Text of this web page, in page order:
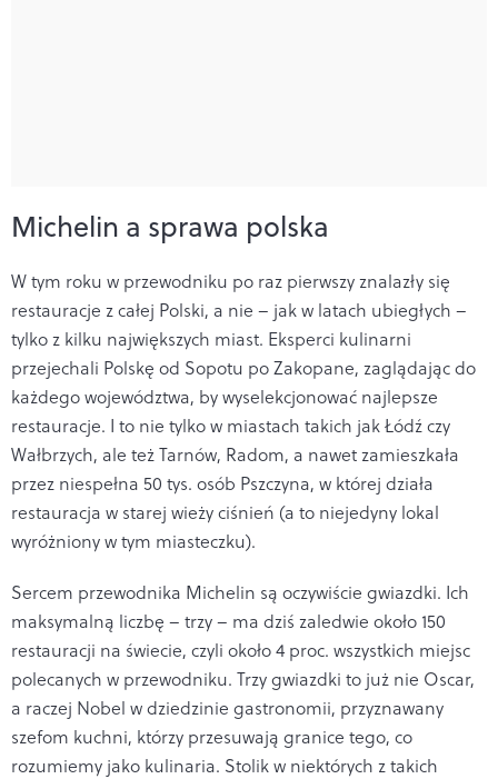
Michelin a sprawa polska
W tym roku w przewodniku po raz pierwszy znalazły się
restauracje z całej Polski, a nie – jak w latach ubiegłych –
tylko z kilku największych miast. Eksperci kulinarni
przejechali Polskę od Sopotu po Zakopane, zaglądając do
każdego województwa, by wyselekcjonować najlepsze
restauracje. I to nie tylko w miastach takich jak Łódź czy
Wałbrzych, ale też Tarnów, Radom, a nawet zamieszkała
przez niespełna 50 tys. osób Pszczyna, w której działa
restauracja w starej wieży ciśnień (a to niejedyny lokal
wyróżniony w tym miasteczku).
Sercem przewodnika Michelin są oczywiście gwiazdki. Ich
maksymalną liczbę – trzy – ma dziś zaledwie około 150
restauracji na świecie, czyli około 4 proc. wszystkich miejsc
polecanych w przewodniku. Trzy gwiazdki to już nie Oscar,
a raczej Nobel w dziedzinie gastronomii, przyznawany
szefom kuchni, którzy przesuwają granice tego, co
rozumiemy jako kulinaria. Stolik w niektórych z takich